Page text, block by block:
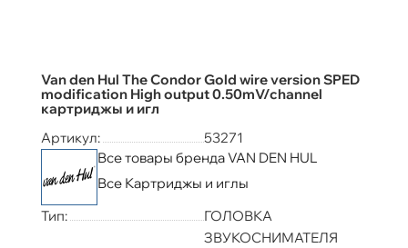
Van den Hul The Condor Gold wire version SPED
modification High output 0.50mV/channel
картриджы и игл
Артикул:
53271
Все товары бренда VAN DEN HUL
Все Картриджы и иглы
Тип:
ГОЛОВКА
ЗВУКОСНИМАТЕЛЯ